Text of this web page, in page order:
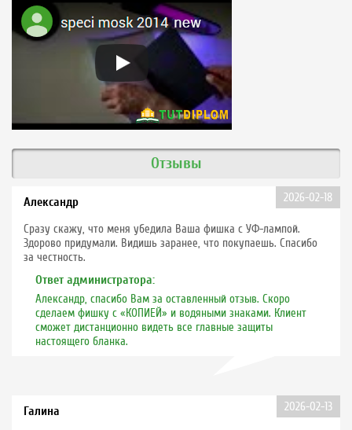
Отзывы
Александр 2026-02-18
Сразу скажу, что меня убедила Ваша фишка с УФ-лампой.
Здорово придумали. Видишь заранее, что покупаешь. Спасибо
за честность.
Ответ администратора:
Александр, спасибо Вам за оставленный отзыв. Скоро
сделаем фишку с «КОПИЕЙ» и водяными знаками. Клиент
сможет дистанционно видеть все главные защиты
настоящего бланка.
Галина 2026-02-13